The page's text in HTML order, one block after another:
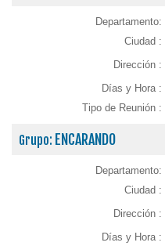
Departamento:
Ciudad :
Dirección :
Días y Hora :
Tipo de Reunión :
Grupo: ENCARANDO
Departamento:
Ciudad :
Dirección :
Días y Hora :